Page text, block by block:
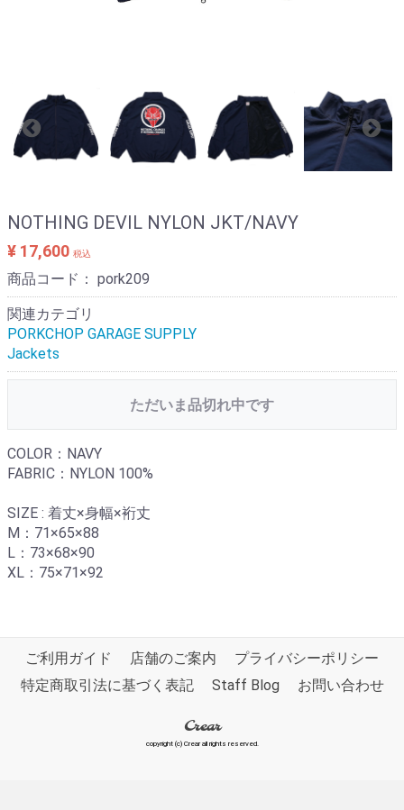
NOTHING DEVIL NYLON JKT/NAVY
¥ 17,600 税込
商品コード： pork209
関連カテゴリ
PORKCHOP GARAGE SUPPLY
Jackets
ただいま品切れ中です
COLOR：NAVY
FABRIC：NYLON 100%
SIZE : 着丈×身幅×裄丈
M：71×65×88
L：73×68×90
XL：75×71×92
ご利用ガイド 店舗のご案内
プライバシーポリシー
特定商取引法に基づく表記
Staff Blog お問い合わせ
Crear
copyright (c) Crear all rights reserved.